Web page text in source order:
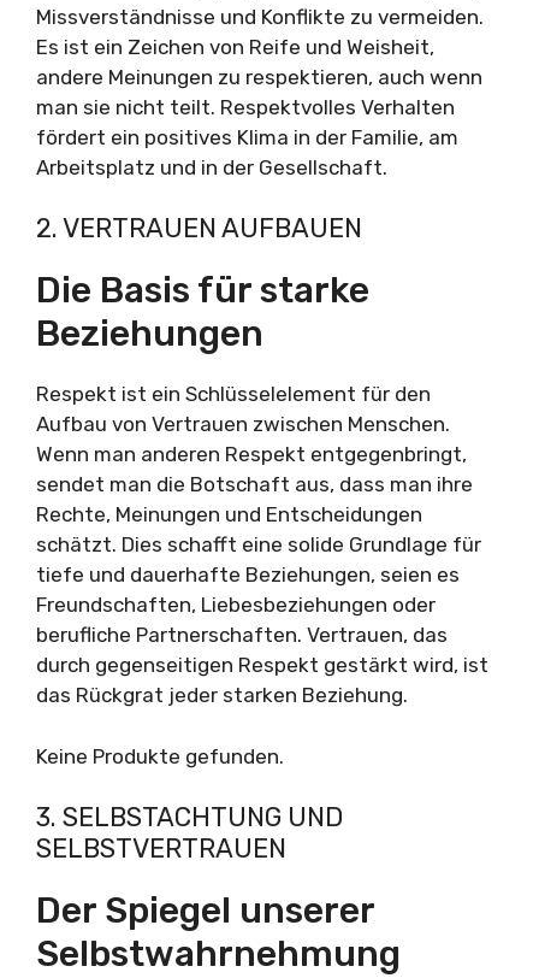
Missverständnisse und Konflikte zu vermeiden.
Es ist ein Zeichen von Reife und Weisheit,
andere Meinungen zu respektieren, auch wenn
man sie nicht teilt. Respektvolles Verhalten
fördert ein positives Klima in der Familie, am
Arbeitsplatz und in der Gesellschaft.
2. VERTRAUEN AUFBAUEN
Die Basis für starke
Beziehungen
Respekt ist ein Schlüsselelement für den
Aufbau von Vertrauen zwischen Menschen.
Wenn man anderen Respekt entgegenbringt,
sendet man die Botschaft aus, dass man ihre
Rechte, Meinungen und Entscheidungen
schätzt. Dies schafft eine solide Grundlage für
tiefe und dauerhafte Beziehungen, seien es
Freundschaften, Liebesbeziehungen oder
berufliche Partnerschaften. Vertrauen, das
durch gegenseitigen Respekt gestärkt wird, ist
das Rückgrat jeder starken Beziehung.
Keine Produkte gefunden.
3. SELBSTACHTUNG UND
SELBSTVERTRAUEN
Der Spiegel unserer
Selbstwahrnehmung